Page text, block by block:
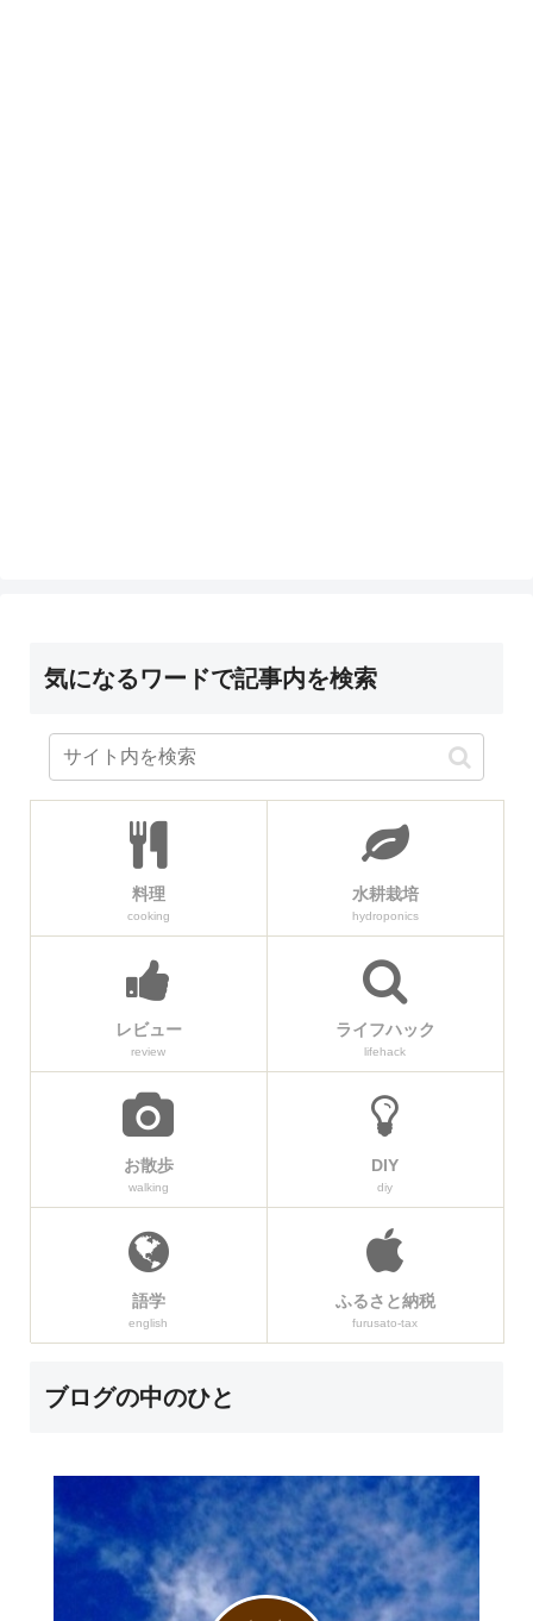
気になるワードで記事内を検索
料理
cooking
水耕栽培
hydroponics
レビュー
review
ライフハック
lifehack
お散歩
walking
DIY
diy
語学
english
ふるさと納税
furusato-tax
ブログの中のひと